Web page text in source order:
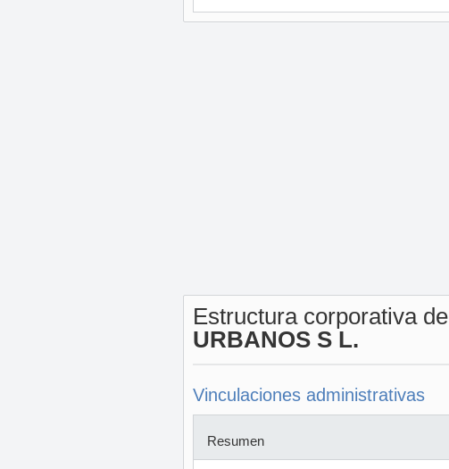
Estructura corporativa de
URBANOS S L.
Vinculaciones administrativas
Resumen